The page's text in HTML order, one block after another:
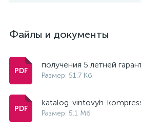
Файлы и документы
получения 5 летней
Размер: 51.7 Кб
katalog-vintovyh-
Размер: 5.1 Мб